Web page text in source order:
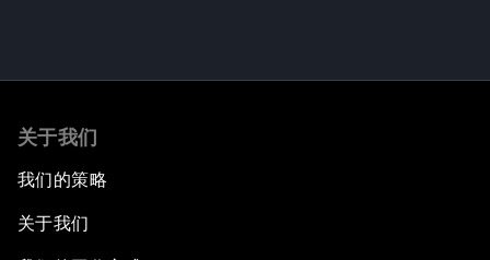
关于我们
我们的策略
关于我们